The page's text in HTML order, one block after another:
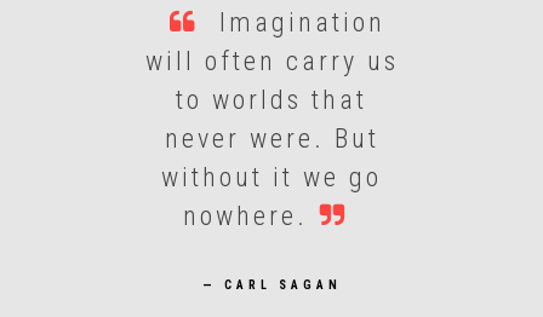
Imagination
will often carry us
to worlds that
never were. But
without it we go
nowhere.
— CARL SAGAN